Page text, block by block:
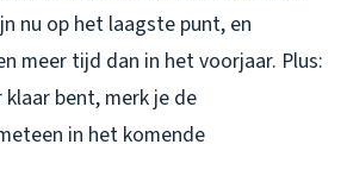
nu op het laagste punt, en
meer tijd dan in het voorjaar. Plus:
bent, merk je de
in het komende